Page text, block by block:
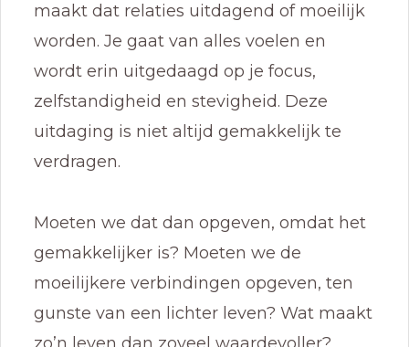
maakt dat relaties uitdagend of moeilijk
worden. Je gaat van alles voelen en
wordt erin uitgedaagd op je focus,
zelfstandigheid en stevigheid. Deze
uitdaging is niet altijd gemakkelijk te
verdragen.
Moeten we dat dan opgeven, omdat het
gemakkelijker is? Moeten we de
moeilijkere verbindingen opgeven, ten
gunste van een lichter leven? Wat maakt